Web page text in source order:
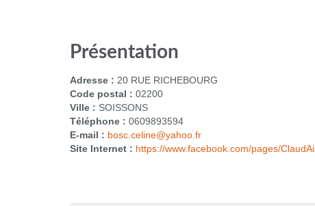
Présentation
Adresse : 20 RUE RICHEBOURG
Code postal : 02200
Ville : SOISSONS
Téléphone : 0609893594
E-mail : bosc.celine@yahoo.fr
Site Internet : https://www.facebook.com/pages/